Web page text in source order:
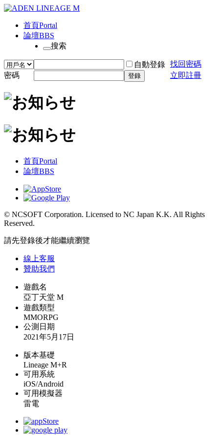
首頁Portal
論壇BBS
搜索
自動登錄 找回密碼
密碼
登錄 立即註冊
首頁Portal
論壇BBS
© NCSOFT Corporation. Licensed to NC Japan K.K. All Rights
Reserved.
請先登錄後才能繼續瀏覽
線上客服
贊助我們
遊戲名
亞丁天堂 M
遊戲類型
MMORPG
公測日期
2021年5月17日
版本基礎
Lineage M+R
可用系統
iOS/Android
可用模擬器
雷電